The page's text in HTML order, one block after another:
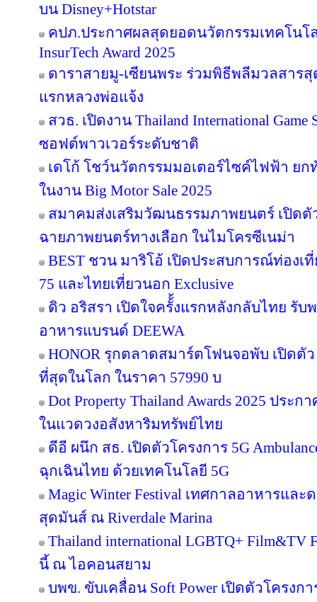
บน Disney+Hotstar
คปภ.ประกาศผลสุดยอดนวัตกรรมเทคโนโ
InsurTech Award 2025
ดาราสายมู-เซียนพระ ร่วมพิธีพลีมวลสาร
แรกหลวงพ่อแจ้ง
สวธ. เปิดงาน Thailand International Game
ซอฟต์พาวเวอร์ระดับชาติ
เดโก้ โชว์นวัตกรรมมอเตอร์ไซค์ไฟฟ้า ยก
ในงาน Big Motor Sale 2025
สมาคมส่งเสริมวัฒนธรรมภาพยนตร์ เปิดตั
ฉายภาพยนตร์ทางเลือก ในไมโครซีเนม่า
BEST ชวน มาริโอ้ เปิดประสบการณ์ท่องเ
75 และไทยเที่ยวนอก Exclusive
ดิว อริสรา เปิดใจครั้้งแรกหลังกลับไทย รั
อาหารแบรนด์ DEEWA
HONOR รุกตลาดสมาร์ตโฟนจอพับ เปิดตัว
ที่สุดในโลก ในราคา 57990 บ
Dot Property Thailand Awards 2025 ประ
ในแวดวงอสังหาริมทรัพย์ไทย
ดีอี ผนึก สธ. เปิดตัวโครงการ 5G
ฉุกเฉินไทย ด้วยเทคโนโลยี 5G
Magic Winter Festival เทศกาลอาหารแ
สุดมันส์ ณ Riverdale Marina
Thailand international LGBTQ+ Film&TV
นี้ ณ ไอคอนสยาม
บพข. ขับเคลื่อน Soft Power เปิดตัวโครง